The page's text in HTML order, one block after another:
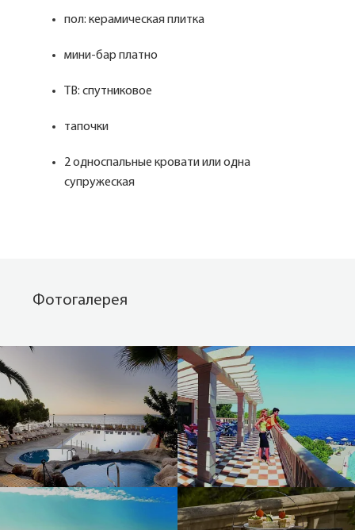
пол: керамическая плитка
мини-бар платно
ТВ: спутниковое
тапочки
2 односпальные кровати или одна
супружеская
Фотогалерея